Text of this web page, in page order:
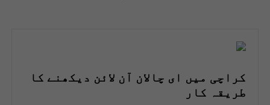
کراچی میں ای چالان آن لائن دیکھنے کا
طریقہ کار